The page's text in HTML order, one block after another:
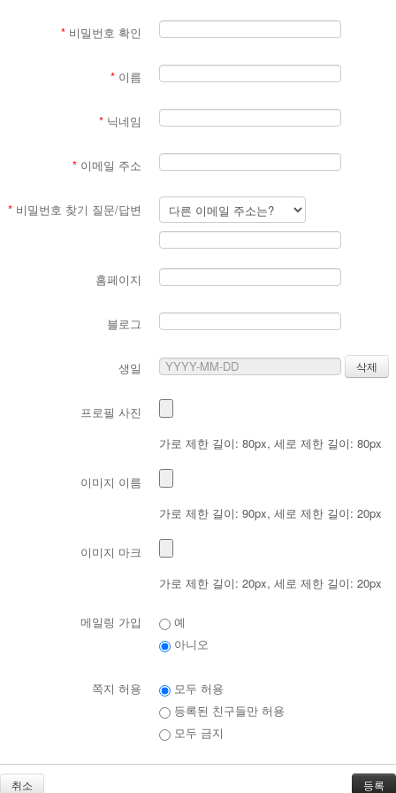
* 비밀번호 확인
* 이름
* 닉네임
* 이메일 주소
* 비밀번호 찾기 질문/답변
홈페이지
블로그
생일
프로필 사진
가로 제한 길이: 80px, 세로 제한 길이: 80px
이미지 이름
가로 제한 길이: 90px, 세로 제한 길이: 20px
이미지 마크
가로 제한 길이: 20px, 세로 제한 길이: 20px
메일링 가입
예
아니오
쪽지 허용
모두 허용
등록된 친구들만 허용
모두 금지
취소